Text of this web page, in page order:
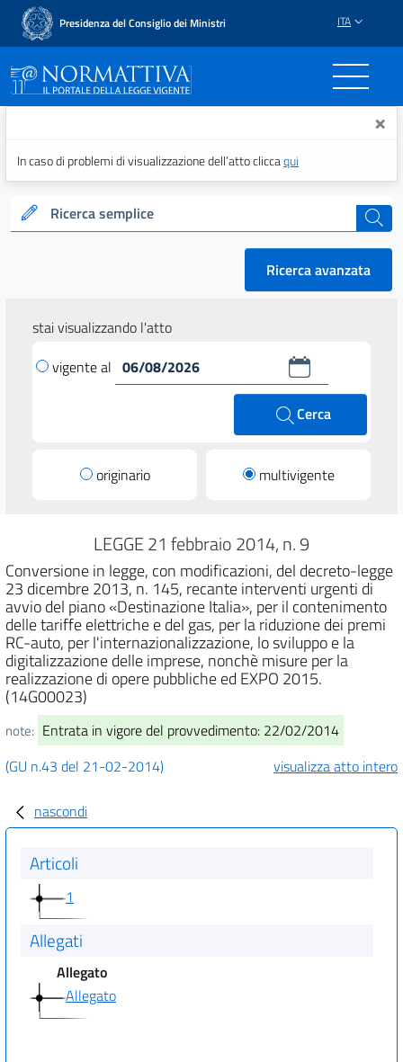
Presidenza del Consiglio dei Ministri ITA
Normattiva - Il portale ×
In caso di problemi di visualizzazione dell’atto cliccaqui
Ricerca semplice cerca
Ricerca avanzata
stai visualizzando l'atto
vigente al
Cerca
originario multivigente
LEGGE 21 febbraio 2014, n. 9
Conversione in legge, con modificazioni, del decreto-legge
23 dicembre 2013, n. 145, recante interventi urgenti di
avvio del piano «Destinazione Italia», per il contenimento
delle tariffe elettriche e del gas, per la riduzione dei premi
RC-auto, per l'internazionalizzazione, lo sviluppo e la
digitalizzazione delle imprese, nonchè misure per la
realizzazione di opere pubbliche ed EXPO 2015.
(14G00023)
note: Entrata in vigore del provvedimento: 22/02/2014
(GU n.43 del 21-02-2014)
visualizza atto intero
nascondi
Articoli
1
Allegati
Allegato
Allegato